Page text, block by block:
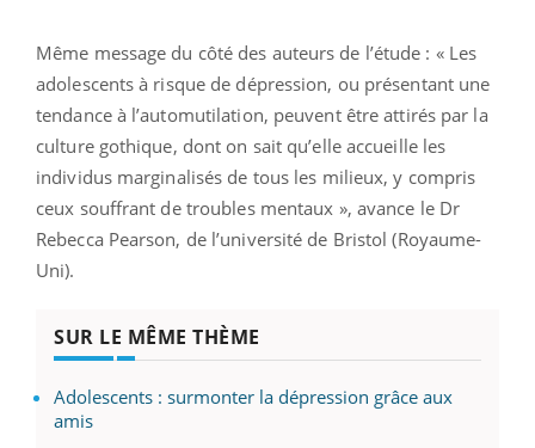
Même message du côté des auteurs de l’étude : « Les
adolescents à risque de dépression, ou présentant une
tendance à l’automutilation, peuvent être attirés par la
culture gothique, dont on sait qu’elle accueille les
individus marginalisés de tous les milieux, y compris
ceux souffrant de troubles mentaux », avance le Dr
Rebecca Pearson, de l’université de Bristol (Royaume-
Uni).
SUR LE MÊME THÈME
Adolescents : surmonter la dépression grâce aux
amis